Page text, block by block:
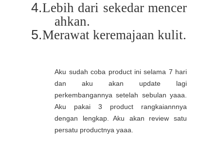
4.Lebih dari sekedar mencer
ahkan.
5.Merawat keremajaan kulit.
Aku sudah coba product ini selama 7 hari
dan aku akan update lagi
perkembangannya setelah sebulan yaaa.
Aku pakai 3 product rangkaiannnya
dengan lengkap. Aku akan review satu
persatu productnya yaaa.